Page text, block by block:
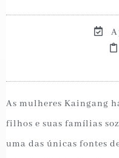
As mulheres Kaingang
filhos e suas famílias
uma das únicas fontes